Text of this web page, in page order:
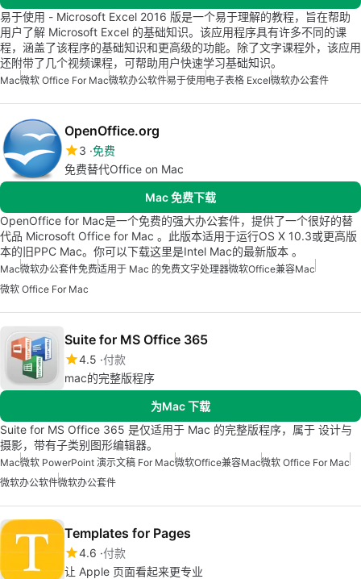
易于使用 - Microsoft Excel 2016 版是一个易于理解的教程，旨在帮助
用户了解 Microsoft Excel 的基础知识。该应用程序具有许多不同的课
程，涵盖了该程序的基础知识和更高级的功能。除了文字课程外，该应用
还附带了几个视频课程，可帮助用户快速学习基础知识。
Mac微软 Office For Mac微软办公软件易于使用电子表格 Excel微软办公套件
OpenOffice.org
3 免费
免费替代Office on Mac
Mac 免费下载
OpenOffice for Mac是一个免费的强大办公套件，提供了一个很好的替
代品 Microsoft Office for Mac 。此版本适用于运行OS X 10.3或更高版
本的旧PPC Mac。你可以下载这里是Intel Mac的最新版本 。
Mac微软办公套件免费适用于 Mac 的免费文字处理器微软Office兼容Mac
微软 Office For Mac
Suite for MS Office 365
4.5 付款
mac的完整版程序
为Mac 下载
Suite for MS Office 365 是仅适用于 Mac 的完整版程序，属于 设计与
摄影，带有子类别图形编辑器。
Mac微软 PowerPoint 演示文稿 For Mac微软Office兼容Mac微软 Office For Mac
微软办公软件微软办公套件
Templates for Pages
4.6 付款
让 Apple 页面看起来更专业